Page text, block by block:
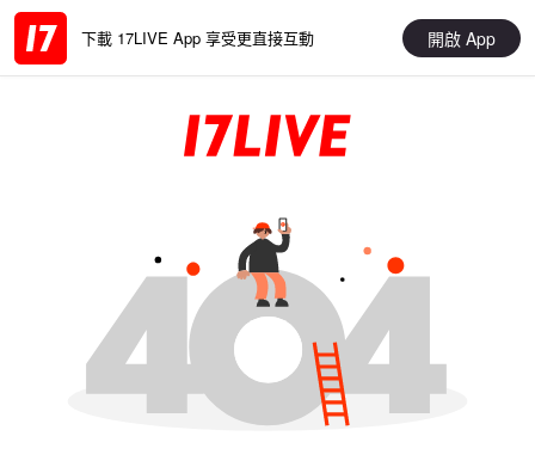
下載 17LIVE App 享受更直接互動 開啟 App